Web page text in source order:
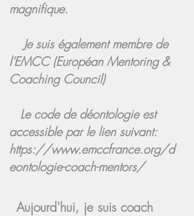
magnifique.
Je suis également membre de
l'EMCC (Européan Mentoring &
Coaching Council)
Le code de déontologie est
accessible par le lien suivant:
https://www.emccfrance.org/d
eontologie-coach-mentors/
Aujourd'hui, je suis coach